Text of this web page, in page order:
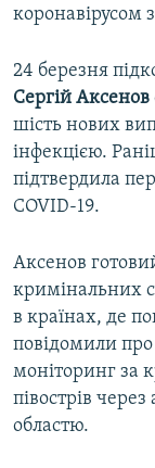
коронавірусом
24 березня
Сергій Аксенов
шість нових
інфекцією.
підтвердила
COVID-19.
Аксенов
кримінальних
в країнах, де
повідомили
моніторинг за
півострів
областю.